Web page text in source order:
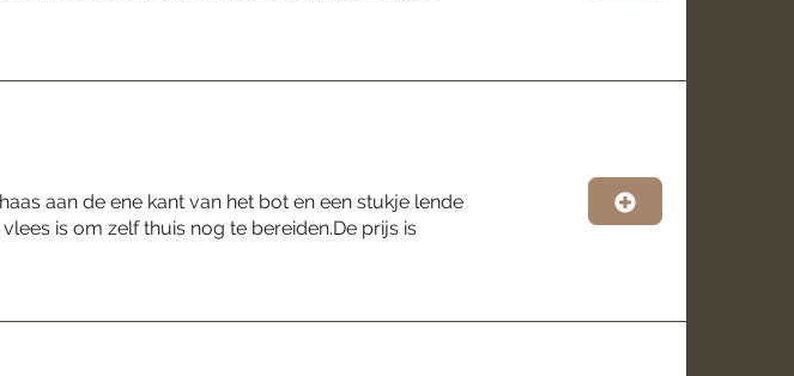
aan de ene kant van het bot en een stukje lende
is om zelf thuis nog te bereiden.De prijs is